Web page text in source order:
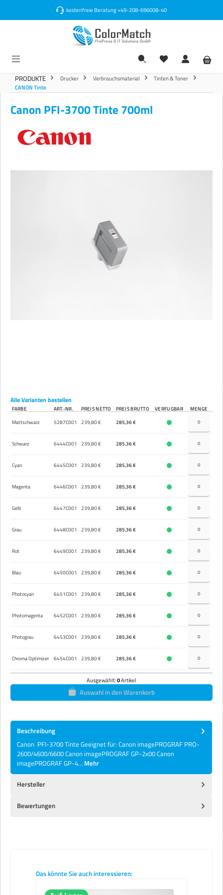
kostenfreie Beratung+49-208-696008-40
PRODUKTE Drucker Verbrauchsmaterial
Tinten & Toner
CANON Tinte
Canon PFI-3700 Tinte 700ml
Alle Varianten bestellen
FARBE ART.-NR. PREIS NETTO PREIS BRUTTO VERFÜGBAR
MENGE
Mattschwarz
5287C001 239,80 € 285,36 €
Schwarz 6444C001 239,80 € 285,36 €
Cyan 6445C001 239,80 € 285,36 €
Magenta 6446C001 239,80 € 285,36 €
Gelb 6447C001 239,80 € 285,36 €
Grau 6448C001 239,80 € 285,36 €
Rot 6449C001 239,80 € 285,36 €
Blau 6450C001 239,80 € 285,36 €
Photocyan 6451C001 239,80 € 285,36 €
Photomagenta 6452C001 239,80 € 285,36 €
Photograu 6453C001 239,80 € 285,36 €
Chroma Optimizer 6454C001 239,80 € 285,36 €
Ausgewählt:0Artikel
Auswahl in den Warenkorb
Beschreibung
Canon PFI-3700 Tinte Geeignet für: Canon imagePROGRAF PRO-
2600/4600/6600 Canon imagePROGRAF GP-2x00 Canon
imagePROGRAF GP-4… Mehr
Hersteller
Bewertungen
Produktgalerie überspringen
Das könnte Sie auch interessieren: